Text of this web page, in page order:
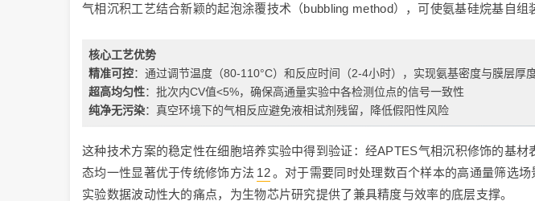
气相沉积工艺结合新颖的起泡涂覆技术（bubbling method），可使氨基硅烷基自
核心工艺优势
精准可控：通过调节温度（80-110°C）和反应时间（2-4小时），实现氨基密度与膜层厚
超高均匀性：批次内CV值<5%，确保高通量实验中各检测位点的信号一致性
纯净无污染：真空环境下的气相反应避免液相试剂残留，降低假阳性风险
这种技术方案的稳定性在细胞培养实验中得到验证：经APTES气相沉积修饰的基
态均一性显著优于传统修饰方法 12。对于需要同时处理数百个样本的高通量筛选
实验数据波动性大的痛点，为生物芯片研究提供了兼具精度与效率的底层支撑。